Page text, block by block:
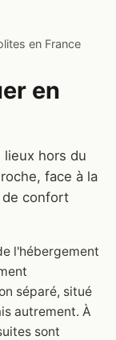
en France
en
lieux hors du
face à la
confort
l'hébergement
séparé, situé
autrement. À
sont